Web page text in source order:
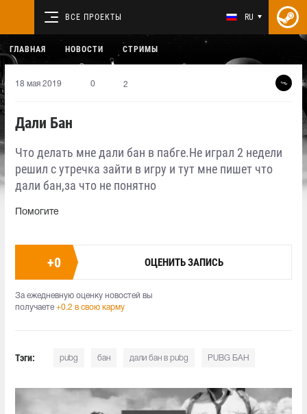
ВСЕ ПРОЕКТЫ RU
ГЛАВНАЯ НОВОСТИ СТРИМЫ
18 мая 2019 0 2
Дали Бан
Что делать мне дали бан в пабге.Не играл 2 недели
решил с утречка зайти в игру и тут мне пишет что
дали бан,за что не понятно
Помогите
+0 ОЦЕНИТЬ ЗАПИСЬ
За ежедневную оценку новостей вы
получаете +0.2 в свою карму
Тэги: pubg бан дали бан в pubg PUBG БАН